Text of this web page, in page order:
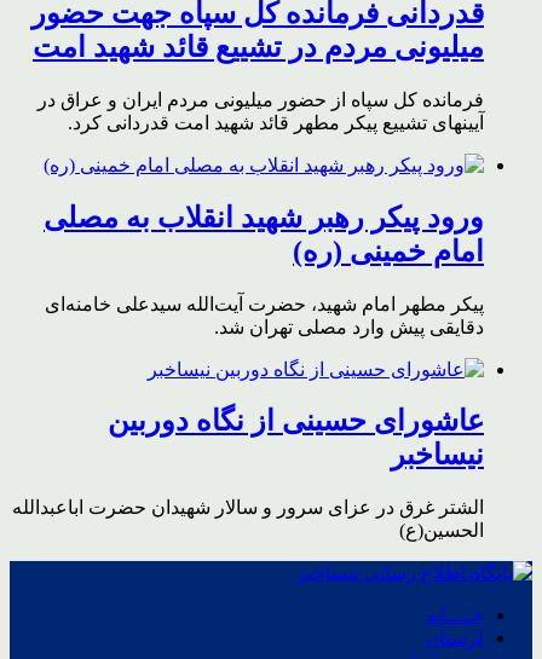
قدردانی فرمانده کل سپاه جهت حضور
میلیونی مردم در تشییع قائد شهید امت
فرمانده کل سپاه از حضور میلیونی مردم ایران و عراق در
آیینهای تشییع پیکر مطهر قائد شهید امت قدردانی کرد.
ورود پیکر رهبر شهید انقلاب به مصلی
امام خمینی (ره)
پیکر مطهر امام شهید،‌ حضرت آیت‌الله سیدعلی خامنه‌ای
دقایقی پیش وارد مصلی تهران شد.
عاشورای حسینی از نگاه دوربین
نیساخبر
الشتر غرق در عزای سرور و سالار شهیدان حضرت اباعبدالله
الحسین(ع)
خــــانه
لرستان